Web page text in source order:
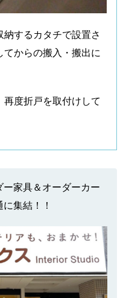
するカタチで設置さ
からの搬入・搬出に
度折戸を取付けして
家具＆オーダーカー
集結！！